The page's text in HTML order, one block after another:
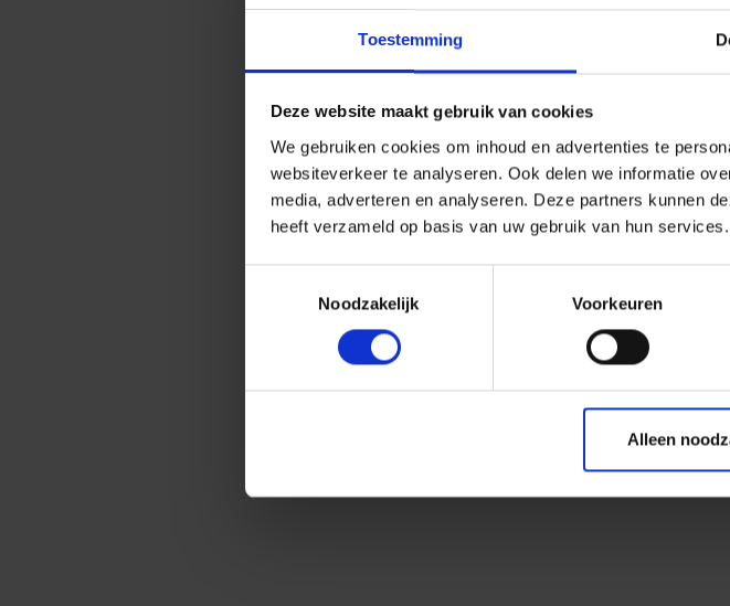
Toestemming
Deze website maakt gebruik van cookies
We gebruiken cookies om inhoud en advertenties te
websiteverkeer te analyseren. Ook delen we informatie
media, adverteren en analyseren. Deze partners kunnen
heeft verzameld op basis van uw gebruik van hun services.
Noodzakelijk
Voorkeuren
Alleen